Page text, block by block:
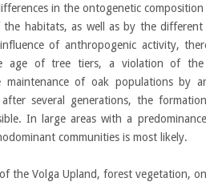
in the ontogenetic
the habitats, as well as by the
of anthropogenic activity,
age of tree tiers, a violation of the
maintenance of oak populations by
several generations, the
In large areas with a
communities is most likely.
the Volga Upland, forest vegetation,